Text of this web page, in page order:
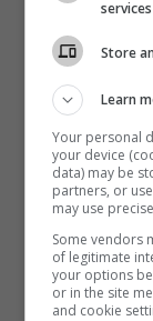
Store
Learn
Your personal
your device
data) may be
partners, or
may use
Some vendors
of legitimate
your options
or in the site
and cookie